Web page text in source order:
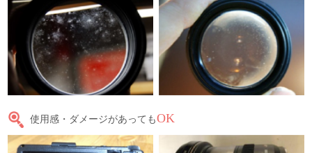
使用感・ダメージがあってもOK